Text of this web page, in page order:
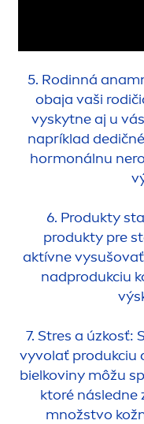
5. Rodinná
obaja vaši
vyskytne aj u
napríklad
hormonálnu
6. Produkty
produkty pre
aktívne
nadprodukciu
7. Stres a úzkosť:
vyvolať produkciu
bielkoviny môžu
ktoré
množstvo